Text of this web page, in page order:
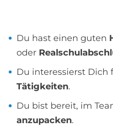
Du hast einen guten
oder
Du interessierst Dich
Tätigkeiten.
Du bist bereit, im
anzupacken.